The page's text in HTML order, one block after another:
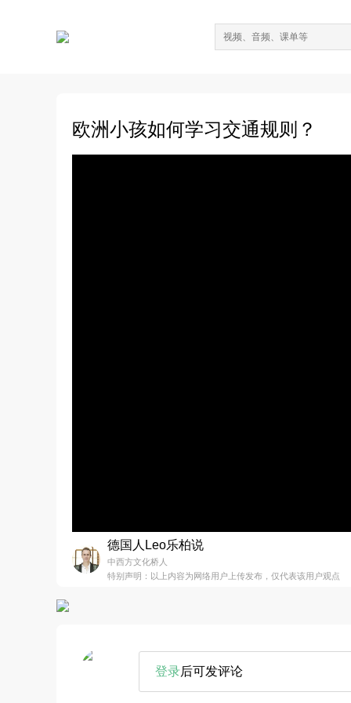
欧洲小孩如何学习交通规则？
德国人Leo乐柏说
中西方文化桥人
特别声明：以上内容为网络用户上传发布，仅代表该用户观点
登录后可发评论